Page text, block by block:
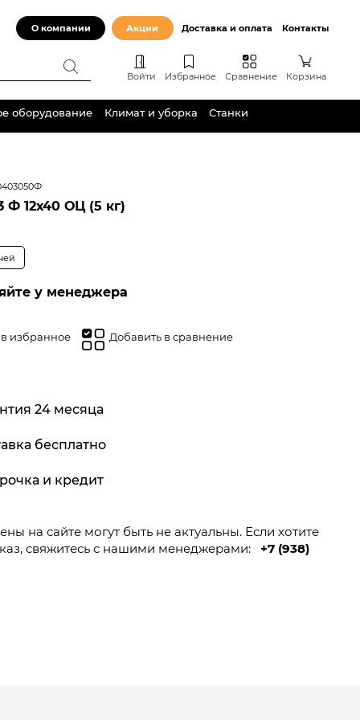
О компании Акции Доставка и оплата Контакты
Войти Избранное Сравнение Корзина
оборудование Климат и уборка Станки
Ф 12х40 ОЦ (5 кг)
у менеджера
избранное Добавить в сравнение
24 месяца
бесплатно
и кредит
на сайте могут быть не актуальны. Если хотите
свяжитесь с нашими менеджерами:
+7 (938)